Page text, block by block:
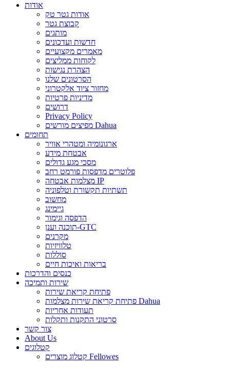
אודות
אודות גטר טק
קבוצת גטר
מותגים
חדשות ועדכונים
מאמרים מקצועיים
לקוחות ממליצים
הצהרת נגישות
הסרטונים שלנו
מחזור ציוד אלקטרוני
מדיניות פרטיות
דרושים
Privacy Policy
מפיצים מורשים Dahua
תחומים
ארגונומיה ומטהרי אוויר
אבטחת מידע
מסכי מגע גדולים
פלוטרים מדפסות פורמט רחב
מצלמות אבטחה IP
תשתיות תקשורת וטלפוניה
מחשוב
גיימינג
הדפסה וגימור
תוכנה וענן-GTC
מקרנים
טלוויזיות
סוללות
בריאות ואיכות חיים
כנסים והדרכות
שירות ותמיכה
פתיחת קריאת שירות
פתיחת קריאת שירות מצלמות Dahua
תעודות אחריות
סרטוני התקנות ותקלות
צור קשר
About Us
קטלוגים
קטלוג מוצרים Fellowes